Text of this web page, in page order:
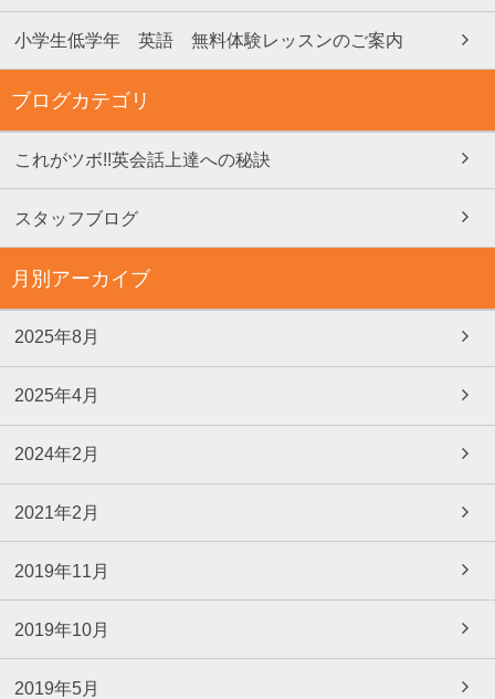
小学生低学年 英語 無料体験レッスンのご案内
ブログカテゴリ
これがツボ!!英会話上達への秘訣
スタッフブログ
月別アーカイブ
2025年8月
2025年4月
2024年2月
2021年2月
2019年11月
2019年10月
2019年5月